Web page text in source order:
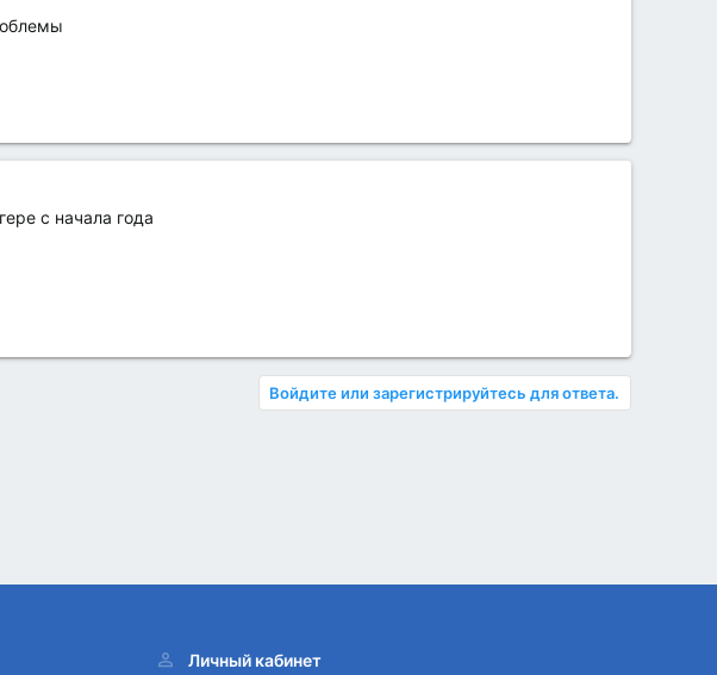
с начала года
Войдите или зарегистрируйтесь для ответа.
Личный кабинет